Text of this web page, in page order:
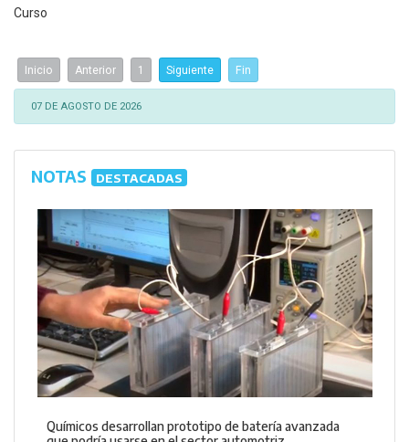
Curso
Inicio Anterior 1 Siguiente Fin
07 DE AGOSTO DE 2026
NOTAS DESTACADAS
Químicos desarrollan prototipo de batería avanzada